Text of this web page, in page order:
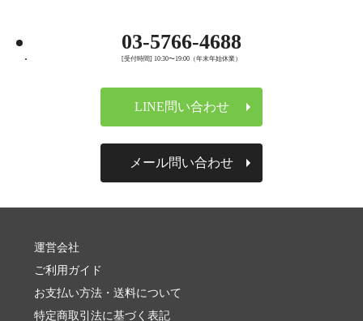
03-5766-4688
[受付時間] 10:30〜19:00（年末年始休業）
LINE問い合わせ
メール問い合わせ
運営会社
ご利用ガイド
お支払い方法・送料について
特定商取引法に基づく表記